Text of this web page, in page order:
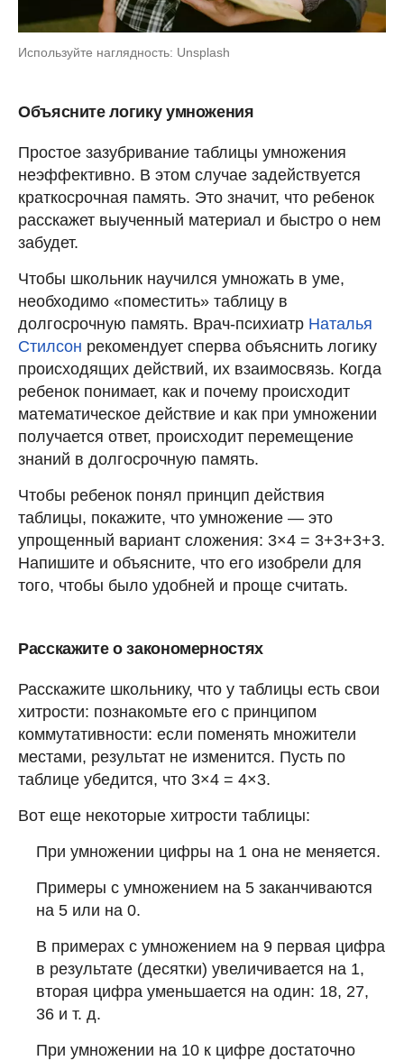
Используйте наглядность: Unsplash
Объясните логику умножения
Простое зазубривание таблицы умножения
неэффективно. В этом случае задействуется
краткосрочная память. Это значит, что ребенок
расскажет выученный материал и быстро о нем
забудет.
Чтобы школьник научился умножать в уме,
необходимо «поместить» таблицу в
долгосрочную память. Врач-психиатр Наталья
Стилсон рекомендует сперва объяснить логику
происходящих действий, их взаимосвязь. Когда
ребенок понимает, как и почему происходит
математическое действие и как при умножении
получается ответ, происходит перемещение
знаний в долгосрочную память.
Чтобы ребенок понял принцип действия
таблицы, покажите, что умножение — это
упрощенный вариант сложения: 3×4 = 3+3+3+3.
Напишите и объясните, что его изобрели для
того, чтобы было удобней и проще считать.
Расскажите о закономерностях
Расскажите школьнику, что у таблицы есть свои
хитрости: познакомьте его с принципом
коммутативности: если поменять множители
местами, результат не изменится. Пусть по
таблице убедится, что 3×4 = 4×3.
Вот еще некоторые хитрости таблицы:
При умножении цифры на 1 она не меняется.
Примеры с умножением на 5 заканчиваются
на 5 или на 0.
В примерах с умножением на 9 первая цифра
в результате (десятки) увеличивается на 1,
вторая цифра уменьшается на один: 18, 27,
36 и т. д.
При умножении на 10 к цифре достаточно